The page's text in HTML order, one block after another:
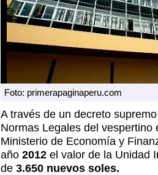
Foto: primerapaginaperu.com
A través de un decreto
Normas Legales del vespertino
Ministerio de Economía y
año 2012 el valor de la Unidad
de 3.650 nuevos soles.